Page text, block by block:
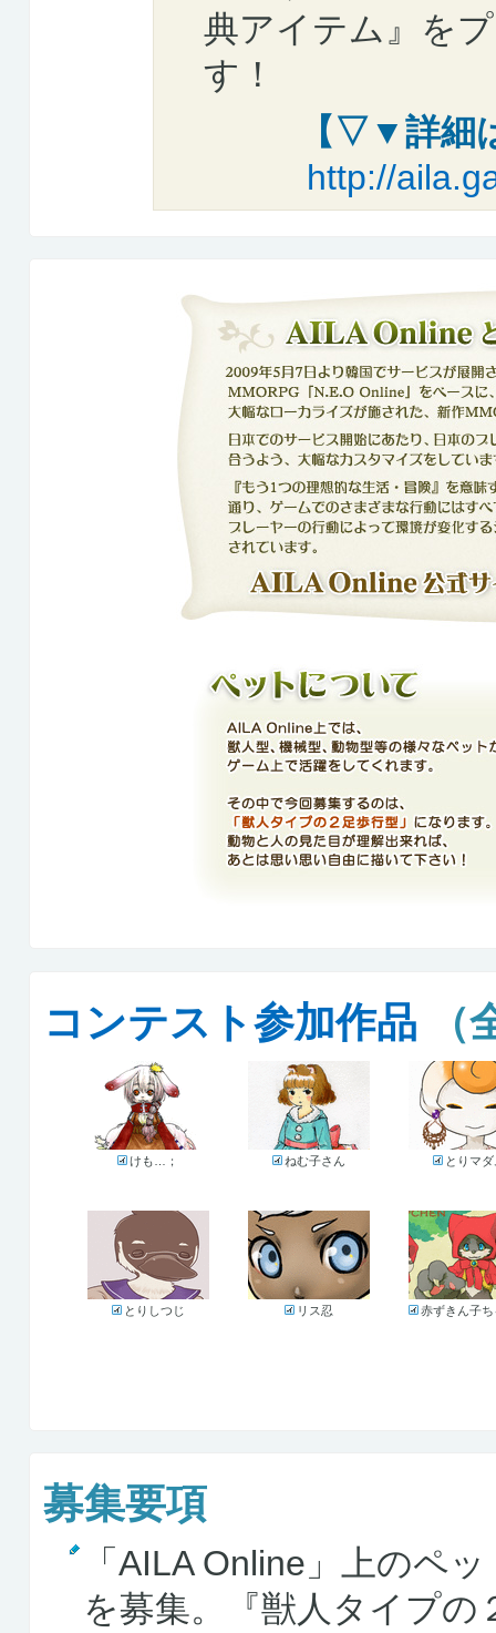
典アイテム』を
す！
【▽▼詳細
http://
コンテスト参加作品 （
けも…； ねむ子さん とりマダ
とりしつじ リス忍 赤ずきん子ち
募集要項
「AILA Online」上のペ
を募集。『獣人タイプ